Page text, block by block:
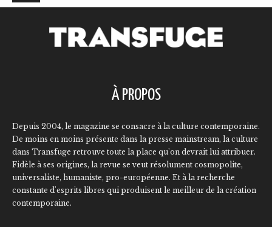
À PROPOS
Depuis 2004, le magazine se consacre à la culture contemporaine.
De moins en moins présente dans la presse mainstream, la culture
dans Transfuge retrouve toute la place qu'on devrait lui attribuer.
Fidèle à ses origines, la revue se veut résolument cosmopolite,
universaliste, humaniste, pro-européenne. Et à la recherche
constante d'esprits libres qui produisent le meilleur de la création
contemporaine.